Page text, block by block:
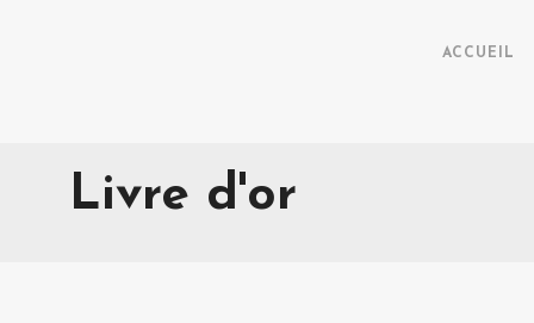
ACCUEIL
Livre d'or